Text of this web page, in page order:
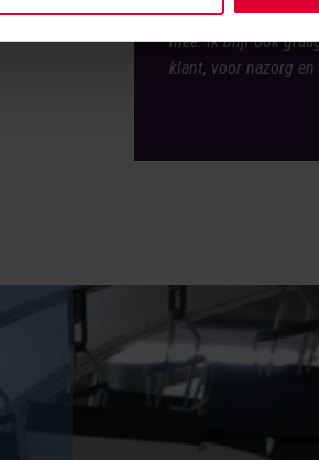
verschillende
mee. Ik blijf ook
klant, voor nazorg